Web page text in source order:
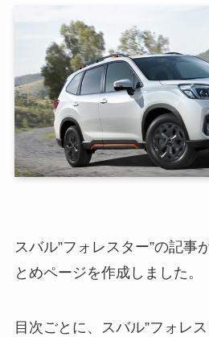
スバル”フォレスター”の記事
とめページを作成しました。
目次ごとに、スバル”フォレ